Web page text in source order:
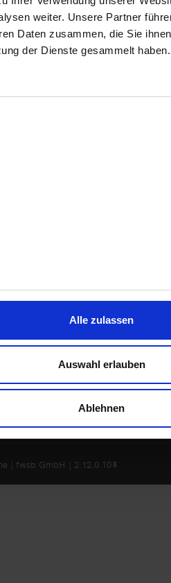
weiter. Unsere Partner
Daten zusammen, die Sie
der Dienste gesammelt
Alle zulassen
Auswahl erlauben
Ablehnen
Der Fehler
Überleitungsrechnung
| fwsb GmbH | 2.12.0.10